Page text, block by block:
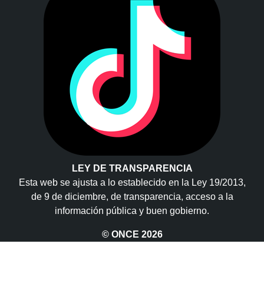
LEY DE TRANSPARENCIA
Esta web se ajusta a lo establecido en la Ley 19/2013,
de 9 de diciembre, de transparencia, acceso a la
información pública y buen gobierno.
© ONCE 2026